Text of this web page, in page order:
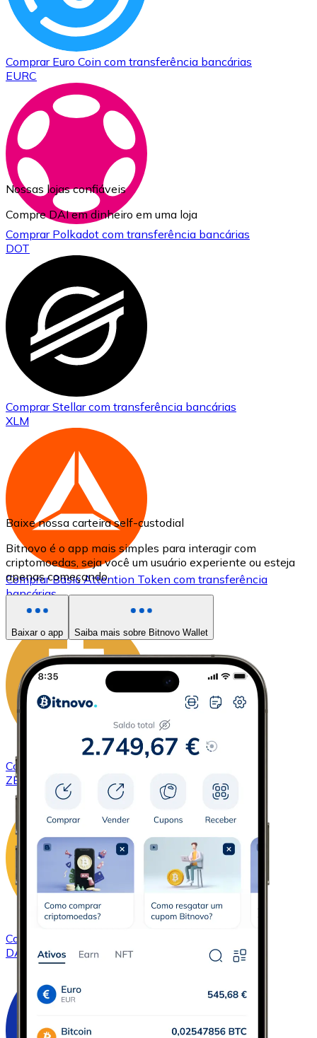
Comprar Euro Coin com transferência bancárias
EURC
Comprar Polkadot com transferência bancárias
DOT
ComprarStellarcom transferência bancárias
XLM
ComprarBasic Attention Token com transferência
bancárias
BAT
Comprar
ZEC
Comprar
DAI
Nossas lojas confiáveis
Compre DAI em dinheiro em uma loja
Baixe nossa carteira self-custodial
Bitnovo é o app mais simples para interagir com
criptomoedas, seja você um usuário experiente ou esteja
apenas começando.
Baixar o app Saiba mais sobre Bitnovo Wallet